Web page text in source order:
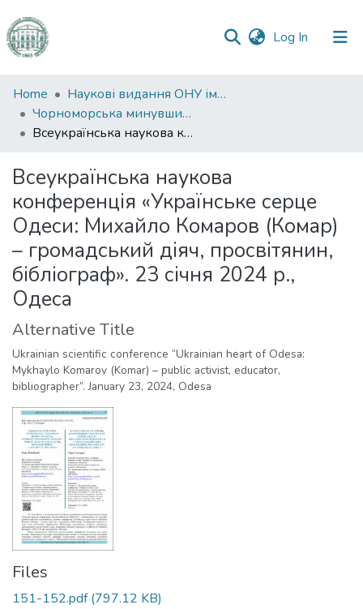
Log In (current)
Communities
&
Collections
Statistics
Home
Наукові видання ОНУ імені І. І. Мечникова
Чорноморська минувшина
Всеукраїнська наукова конференція «Українське серце Одеси: Михайло Комаров (Комар) – громадський діяч, просвітянин, бібліограф». 23 січня 2024 р., Одеса
Всеукраїнська наукова
конференція «Українське серце
Одеси: Михайло Комаров (Комар)
– громадський діяч, просвітянин,
бібліограф». 23 січня 2024 р.,
Одеса
Alternative Title
Ukrainian scientific conference “Ukrainian heart of Odesa:
Mykhaylo Komarov (Komar) – public activist, educator,
bibliographer”. January 23, 2024, Odesa
Files
151-152.pdf(797.12 KB)